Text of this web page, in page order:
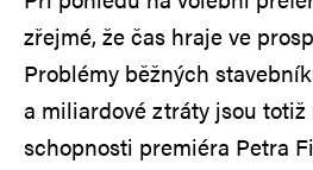
zřejmé, že čas hraje ve
Problémy běžných
a miliardové ztráty jsou
schopnosti premiéra Petra